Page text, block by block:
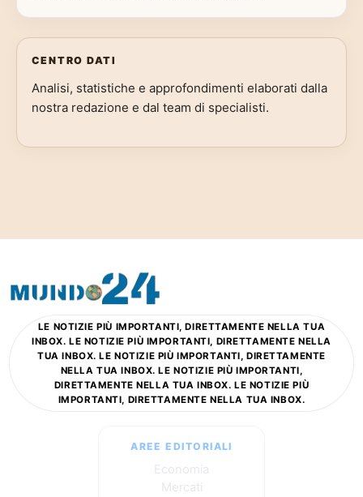
CENTRO DATI
Analisi, statistiche e approfondimenti elaborati dalla
nostra redazione e dal team di specialisti.
LE NOTIZIE PIÙ IMPORTANTI, DIRETTAMENTE NELLA TUA
INBOX. LE NOTIZIE PIÙ IMPORTANTI, DIRETTAMENTE NELLA
TUA INBOX. LE NOTIZIE PIÙ IMPORTANTI, DIRETTAMENTE
NELLA TUA INBOX. LE NOTIZIE PIÙ IMPORTANTI,
DIRETTAMENTE NELLA TUA INBOX. LE NOTIZIE PIÙ
IMPORTANTI, DIRETTAMENTE NELLA TUA INBOX.
AREE EDITORIALI
Economia
Mercati